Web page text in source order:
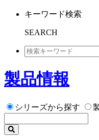
キーワード検索
SEARCH
製品情報
シリーズから探す